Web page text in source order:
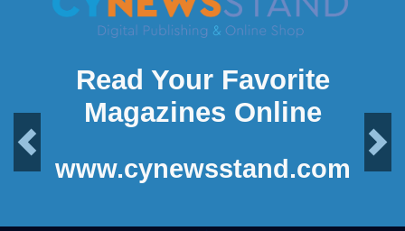
Read Your Favorite
Magazines Online
Next
www.cynewsstand.com